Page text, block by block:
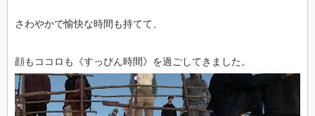
さわやかで愉快な時間も持てて、
顔もココロも《すっぴん時間》を過ごしてきました。